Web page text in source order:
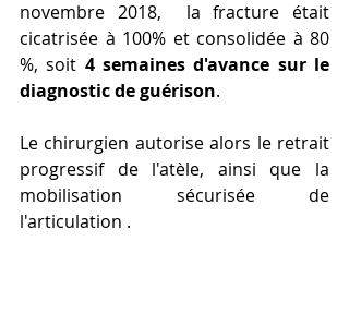
novembre 2018,  la fracture était
cicatrisée à 100% et consolidée à 80
%, soit 4 semaines d'avance sur le
diagnostic de guérison.
Le chirurgien autorise alors le retrait
progressif de l'atèle, ainsi que la
mobilisation sécurisée de
l'articulation .